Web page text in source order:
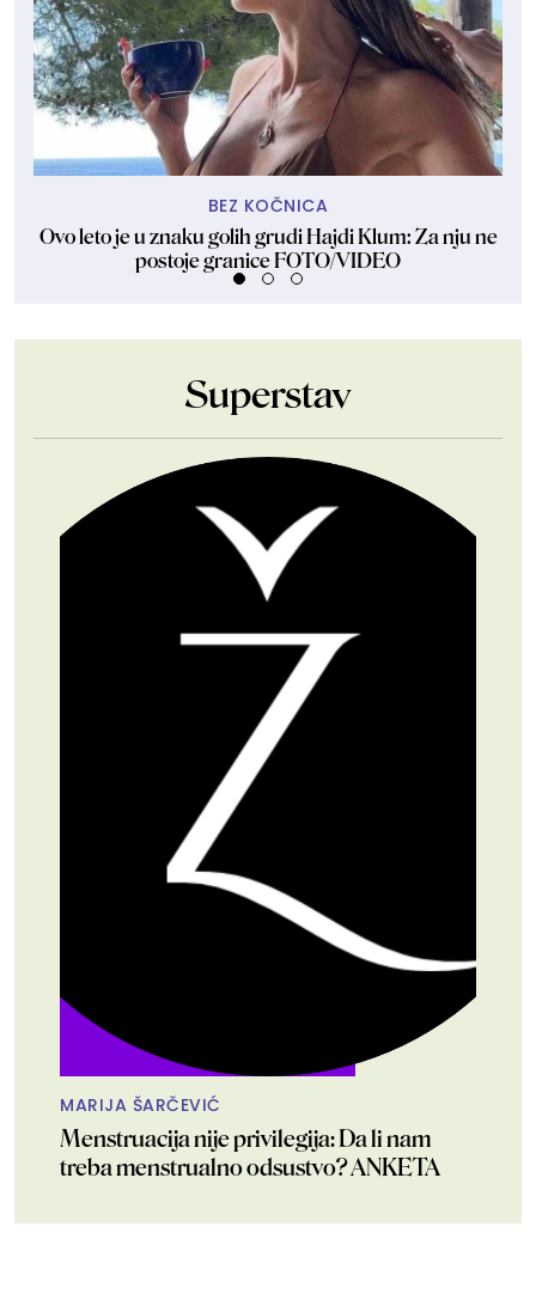
BEZ KOČNICA
Ovo leto je u znaku golih grudi Hajdi Klum: Za nju ne
postoje granice FOTO/VIDEO
Superstav
MARIJA ŠARČEVIĆ
Menstruacija nije privilegija: Da li nam
treba menstrualno odsustvo? ANKETA